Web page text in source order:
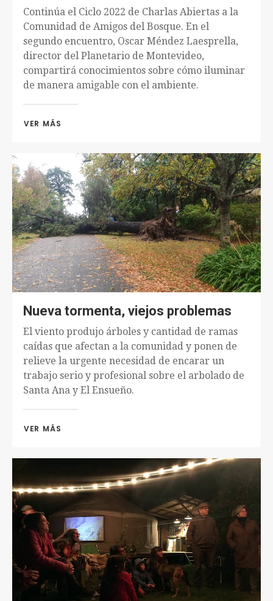
Continúa el Ciclo 2022 de Charlas Abiertas a la
Comunidad de Amigos del Bosque. En el
segundo encuentro, Oscar Méndez Laesprella,
director del Planetario de Montevideo,
compartirá conocimientos sobre cómo iluminar
de manera amigable con el ambiente.
VER MÁS
Nueva tormenta, viejos problemas
El viento produjo árboles y cantidad de ramas
caídas que afectan a la comunidad y ponen de
relieve la urgente necesidad de encarar un
trabajo serio y profesional sobre el arbolado de
Santa Ana y El Ensueño.
VER MÁS